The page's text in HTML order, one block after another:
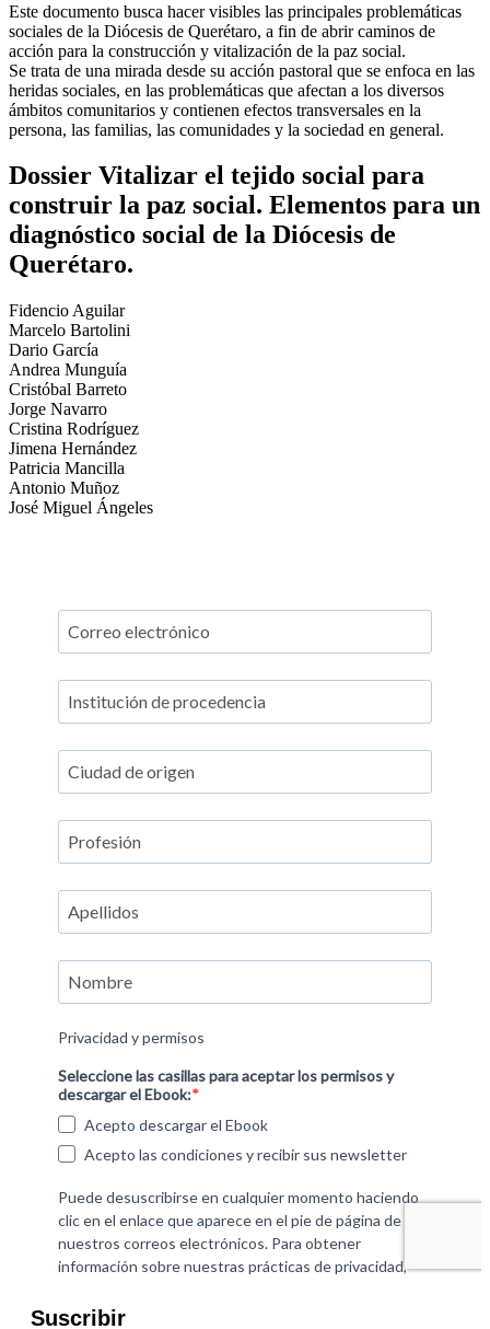
Este documento busca hacer visibles las principales problemáticas
sociales de la Diócesis de Querétaro, a fin de abrir caminos de
acción para la construcción y vitalización de la paz social.
Se trata de una mirada desde su acción pastoral que se enfoca en las
heridas sociales, en las problemáticas que afectan a los diversos
ámbitos comunitarios y contienen efectos transversales en la
persona, las familias, las comunidades y la sociedad en general.
Dossier Vitalizar el tejido social para
construir la paz social. Elementos para un
diagnóstico social de la Diócesis de
Querétaro.
Fidencio Aguilar
Marcelo Bartolini
Dario García
Andrea Munguía
Cristóbal Barreto
Jorge Navarro
Cristina Rodríguez
Jimena Hernández
Patricia Mancilla
Antonio Muñoz
José Miguel Ángeles
Suscribir